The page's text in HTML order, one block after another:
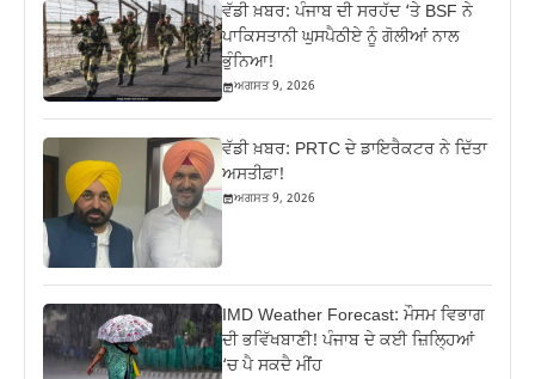
ਵੱਡੀ ਖ਼ਬਰ: ਪੰਜਾਬ ਦੀ ਸਰਹੱਦ ‘ਤੇ BSF ਨੇ
ਪਾਕਿਸਤਾਨੀ ਘੁਸਪੈਠੀਏ ਨੂੰ ਗੋਲੀਆਂ ਨਾਲ
ਭੁੰਨਿਆ!
ਅਗਸਤ 9, 2026
ਵੱਡੀ ਖ਼ਬਰ: PRTC ਦੇ ਡਾਇਰੈਕਟਰ ਨੇ ਦਿੱਤਾ
ਅਸਤੀਫ਼ਾ!
ਅਗਸਤ 9, 2026
IMD Weather Forecast: ਮੌਸਮ ਵਿਭਾਗ
ਦੀ ਭਵਿੱਖਬਾਣੀ! ਪੰਜਾਬ ਦੇ ਕਈ ਜ਼ਿਲ੍ਹਿਆਂ
‘ਚ ਪੈ ਸਕਦੈ ਮੀਂਹ